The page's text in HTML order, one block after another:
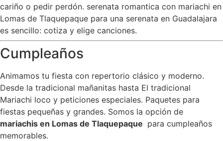
cariño o pedir perdón. serenata romantica con mariachi en
Lomas de Tlaquepaque para una serenata en Guadalajara
es sencillo: cotiza y elige canciones.
Cumpleaños
Animamos tu fiesta con repertorio clásico y moderno.
Desde la tradicional mañanitas hasta El tradicional
Mariachi loco y peticiones especiales. Paquetes para
fiestas pequeñas y grandes. Somos la opción de
mariachis en Lomas de Tlaquepaque para cumpleaños
memorables.